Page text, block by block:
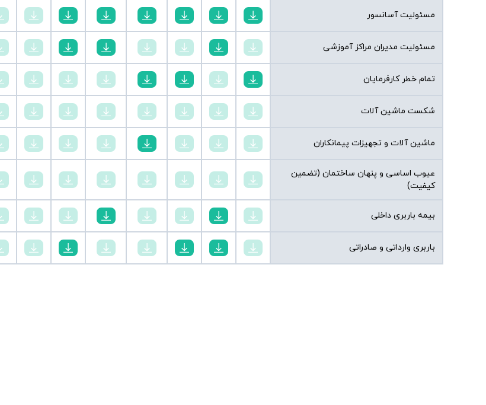
مسئولیت آسانسور
مسئولیت مدیران مراکز آموزشی
تمام خطر کارفرمایان
شکست ماشین آلات
ماشین آلات و تجهیزات پیمانکاران
عیوب اساسی و پنهان ساختمان (تضمین
کیفیت)
بیمه باربری داخلی
باربری وارداتی و صادراتی